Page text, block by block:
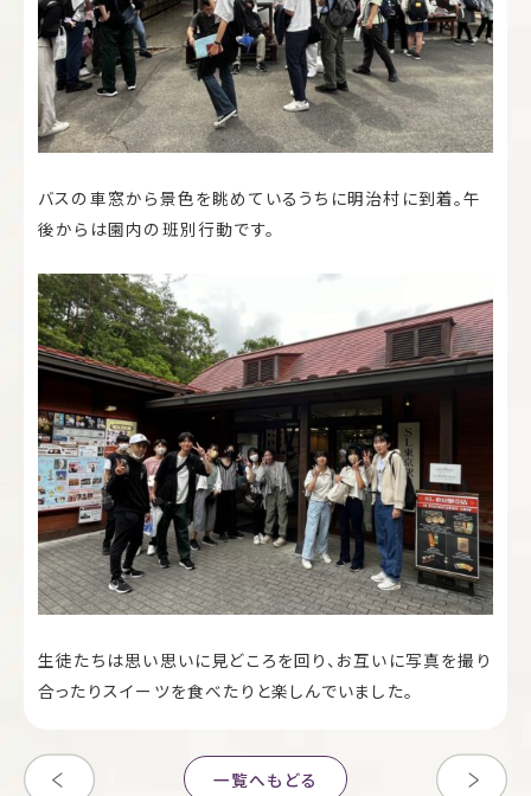
バスの車窓から景色を眺めているうちに明治村に到着。午
後からは園内の班別行動です。
生徒たちは思い思いに見どころを回り、お互いに写真を撮り
合ったりスイーツを食べたりと楽しんでいました。
一覧へもどる